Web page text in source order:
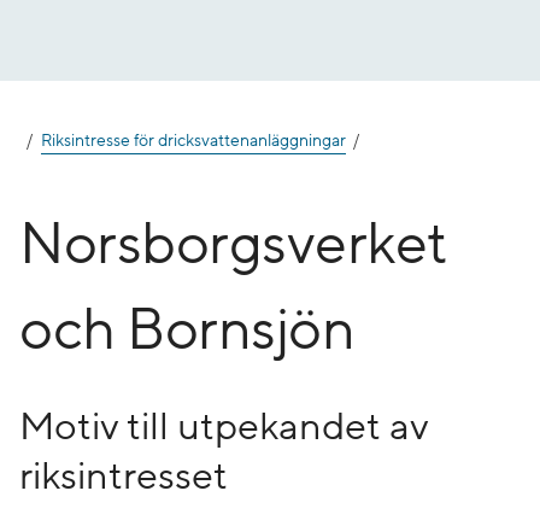
Riksintresse för dricksvattenanläggningar
Norsborgs­verket
och Bornsjön
Motiv till utpekandet av
riksintresset